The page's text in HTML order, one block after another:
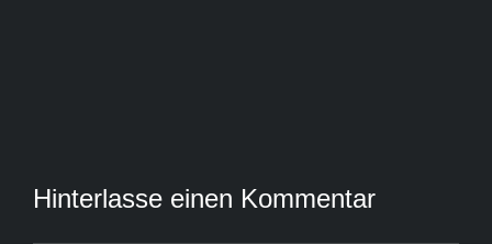
Hinterlasse einen Kommentar